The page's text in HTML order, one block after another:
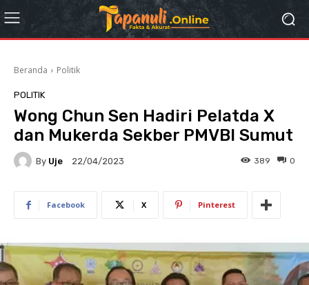
Beranda Politik
POLITIK
Wong Chun Sen Hadiri Pelatda X
dan Mukerda Sekber PMVBI Sumut
By Uje 22/04/2023 0
389
Facebook X Pinterest